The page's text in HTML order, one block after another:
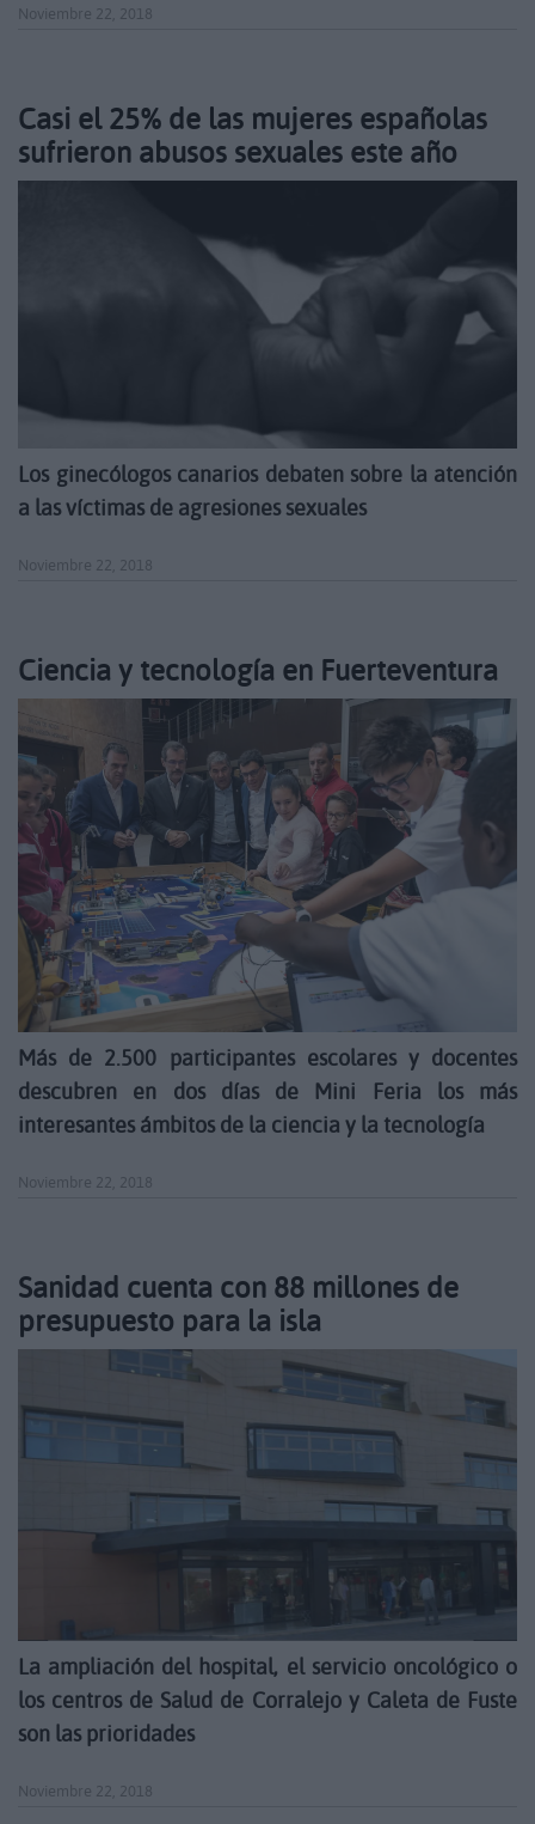
Noviembre 22, 2018
Casi el 25% de las mujeres españolas
sufrieron abusos sexuales este año
Los ginecólogos canarios debaten sobre la atención
a las víctimas de agresiones sexuales
Noviembre 22, 2018
Ciencia y tecnología en Fuerteventura
Más de 2.500 participantes escolares y docentes
descubren en dos días de Mini Feria los más
interesantes ámbitos de la ciencia y la tecnología
Noviembre 22, 2018
Sanidad cuenta con 88 millones de
presupuesto para la isla
La ampliación del hospital, el servicio oncológico o
los centros de Salud de Corralejo y Caleta de Fuste
son las prioridades
Noviembre 22, 2018